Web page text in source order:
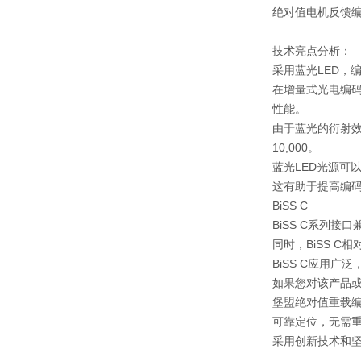
绝对值电机反馈
技术亮点分析：
采用蓝光LED，
在增量式光电编
性能。
由于蓝光的衍射
10,000。
蓝光LED光源可
这有助于提高编
BiSS C
BiSS C系列接口
同时，BiSS C相
BiSS C应用广泛
如果您对该产品
堡盟绝对值重载
可靠定位，无需
采用创新技术和